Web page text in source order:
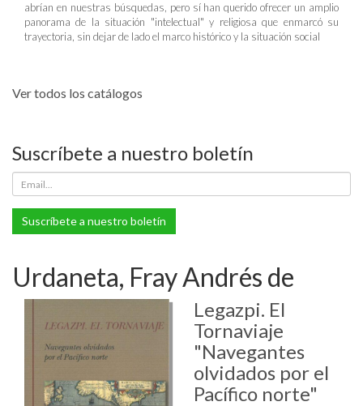
abrían en nuestras búsquedas, pero sí han querido ofrecer un amplio
panorama de la situación "intelectual" y religiosa que enmarcó su
trayectoria, sin dejar de lado el marco histórico y la situación social
Ver todos los catálogos
Suscríbete a nuestro boletín
Suscríbete a nuestro boletín
Urdaneta, Fray Andrés de
Legazpi. El
Tornaviaje
"Navegantes
olvidados por el
Pacífico norte"